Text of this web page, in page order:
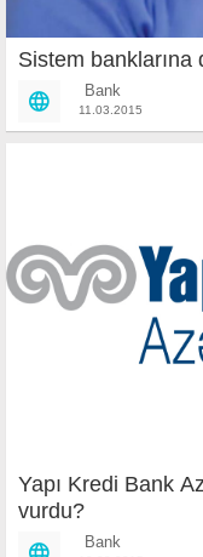
Sistem banklarına
Bank
11.03.2015
Yapı Kredi Bank
vurdu?
Bank